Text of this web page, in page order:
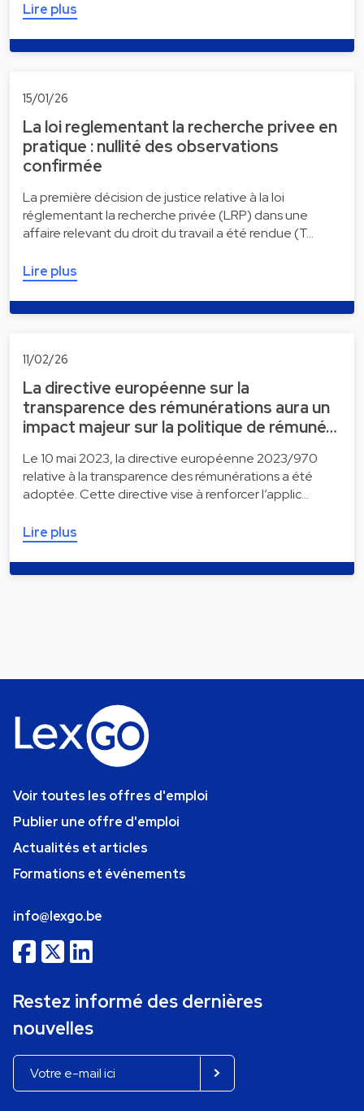
Lire plus
15/01/26
La loi reglementant la recherche privee en
pratique : nullité des observations
confirmée
La première décision de justice relative à la loi
réglementant la recherche privée (LRP) dans une
affaire relevant du droit du travail a été rendue (T…
Lire plus
11/02/26
La directive européenne sur la
transparence des rémunérations aura un
impact majeur sur la politique de rémuné…
Le 10 mai 2023, la directive européenne 2023/970
relative à la transparence des rémunérations a été
adoptée. Cette directive vise à renforcer l’applic…
Lire plus
Voir toutes les offres d'emploi
Publier une offre d'emploi
Actualités et articles
Formations et événements
info@lexgo.be
Restez informé des dernières
nouvelles